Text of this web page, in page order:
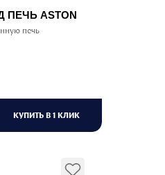
ASTON
печь
КУПИТЬ В 1 КЛИК